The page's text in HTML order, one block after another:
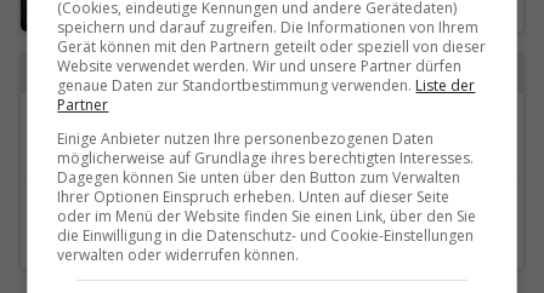
Indietro a
Categorie
Friburgo / Giura
Regioni
Traffico
(Cookies, eindeutige Kennungen und andere Gerätedaten)
speichern und darauf zugreifen. Die Informationen von Ihrem
Gerät können mit den Partnern geteilt oder speziell von dieser
Website verwendet werden. Wir und unsere Partner dürfen
genaue Daten zur Standortbestimmung verwenden. Liste der
Partner
Einige Anbieter nutzen Ihre personenbezogenen Daten
möglicherweise auf Grundlage ihres berechtigten Interesses.
Dagegen können Sie unten über den Button zum Verwalten
Ihrer Optionen Einspruch erheben. Unten auf dieser Seite
oder im Menü der Website finden Sie einen Link, über den Sie
die Einwilligung in die Datenschutz- und Cookie-Einstellungen
verwalten oder widerrufen können.